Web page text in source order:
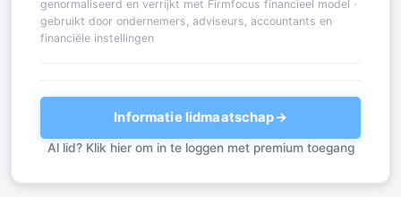
genormaliseerd en verrijkt met Firmfocus financieel model ·
gebruikt door ondernemers, adviseurs, accountants en
financiële instellingen
Informatie lidmaatschap→
Al lid? Klik hier om in te loggen met premium toegang